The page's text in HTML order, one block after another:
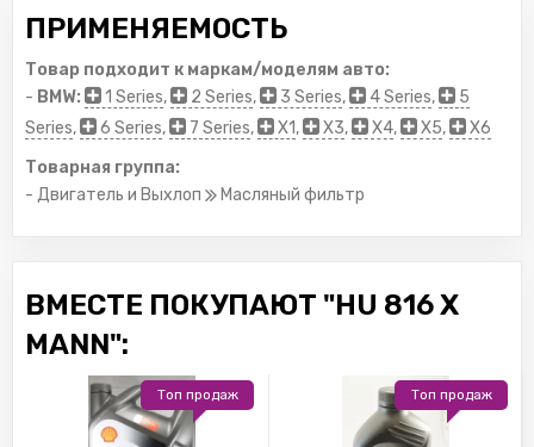
ПРИМЕНЯЕМОСТЬ
Товар подходит к маркам/моделям авто:
- BMW: 1 Series, 2 Series, 3 Series, 4 Series,
5
Series, 6 Series, 7 Series, X1, X3, X4, X5,
X6
Товарная группа:
- Двигатель и Выхлоп
Масляный фильтр
ВМЕСТЕ ПОКУПАЮТ "HU 816 X
MANN":
Топ продаж Топ продаж